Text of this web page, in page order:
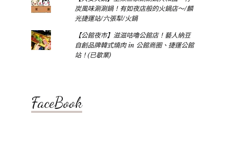
炭風味涮涮鍋！有如夜店般的火鍋店～/麟
光捷運站/六張犁/火鍋
【公館夜市】滋滋咕嚕公館店！藝人納豆
自創品牌韓式燒肉 in 公館商圈、捷運公館
站！(已歇業)
FaceBook